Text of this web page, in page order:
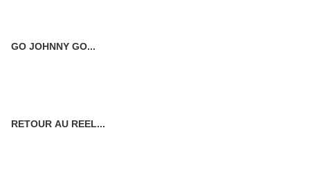
GO JOHNNY GO...
RETOUR AU REEL...